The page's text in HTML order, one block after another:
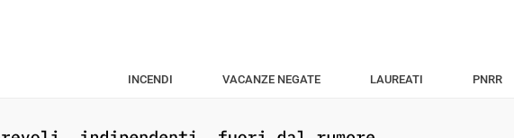
INCENDI VACANZE NEGATE LAUREATI PNRR